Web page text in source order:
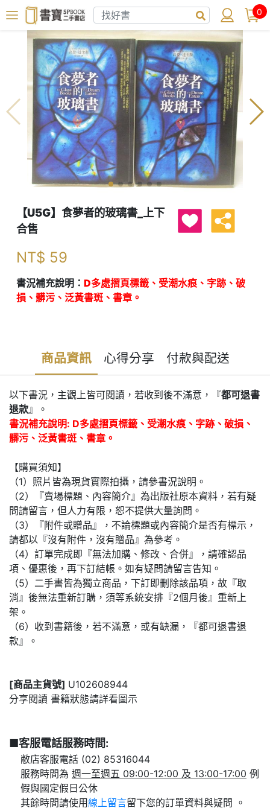
0
【U5G】食夢者的玻璃書_上下
合售
NT$ 59
書況補充說明： D多處摺頁標籤、受潮水痕、字跡、破
損、髒污、泛黃書斑、書章。
商品資訊 心得分享 付款與配送
以下書況，主觀上皆可閱讀，若收到後不滿意，『都可退書
退款』。
書況補充說明: D多處摺頁標籤、受潮水痕、字跡、破損、
髒污、泛黃書斑、書章。
【購買須知】
（1）照片皆為現貨實際拍攝，請參書況說明。
（2）『賣場標題、內容簡介』為出版社原本資料，若有疑
問請留言，但人力有限，恕不提供大量詢問。
（3）『附件或贈品』，不論標題或內容簡介是否有標示，
請都以『沒有附件，沒有贈品』為參考。
（4）訂單完成即『無法加購、修改、合併』，請確認品
項、優惠後，再下訂結帳。如有疑問請留言告知。
（5）二手書皆為獨立商品，下訂即刪除該品項，故『取
消』後無法重新訂購，須等系統安排『2個月後』重新上
架。
（6）收到書籍後，若不滿意，或有缺漏，『都可退書退
款』。
[商品主貨號] U102608944
分享閱讀 書籍狀態請詳看圖示
■客服電話服務時間:
敝店客服電話 (02) 85316044
服務時間為 週一至週五 09:00-12:00 及 13:00-17:00 例
假與國定假日公休
其餘時間請使用線上留言 留下您的訂單資料與疑問 。